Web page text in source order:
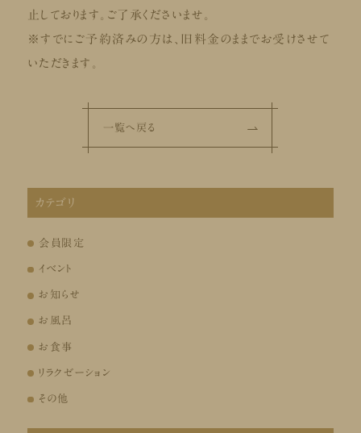
止しております。ご了承くださいませ。
※すでにご予約済みの方は、旧料金のままでお受けさせて
いただきます。
一覧へ戻る
カテゴリ
会員限定
イベント
お知らせ
お風呂
お食事
リラクゼーション
その他